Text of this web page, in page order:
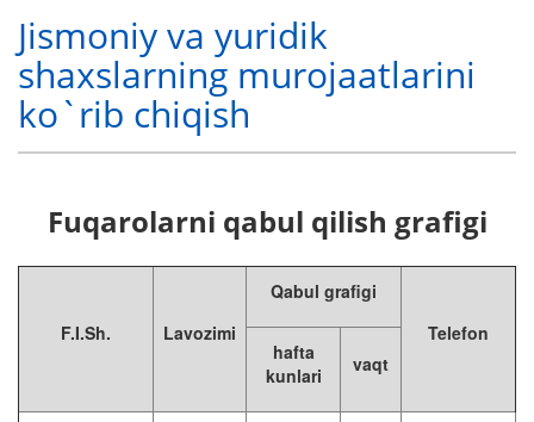
Jismoniy va yuridik
shaxslarning murojaatlarini
ko`rib chiqish
Fuqarolarni qabul qilish grafigi
F.I.Sh. Lavozimi
Qabul grafigi
Telefon
hafta
kunlari
vaqt